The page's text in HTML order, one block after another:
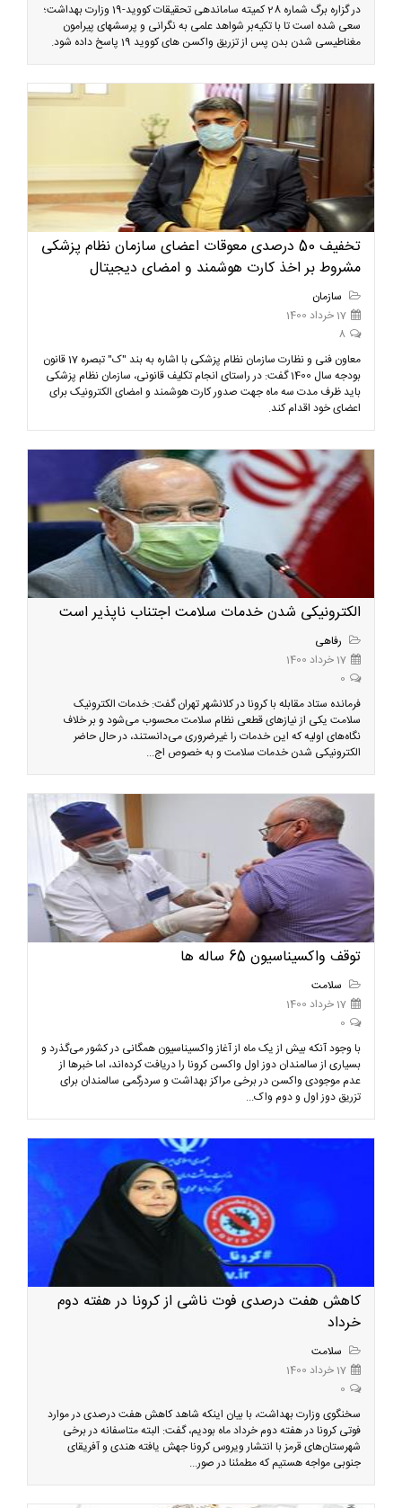
در گزاره برگ شماره 28 کمیته ساماندهی تحقیقات کووید-19 وزارت بهداشت؛
سعی شده است تا با تکیه‌بر شواهد علمی به نگرانی و پرسشهای پیرامون
مغناطیسی شدن بدن پس از تزریق واکسن های کووید 19 پاسخ داده شود.
تخفیف 50 درصدی معوقات اعضای سازمان نظام پزشکی
مشروط بر اخذ کارت هوشمند و امضای دیجیتال
سازمان
17 خرداد 1400
8
معاون فنی و نظارت سازمان نظام پزشکی با اشاره به بند "ک" تبصره 17 قانون
بودجه سال 1400 گفت: در راستای انجام تکلیف قانونی، سازمان نظام پزشکی
باید ظرف مدت سه ماه جهت صدور کارت هوشمند و امضای الکترونیک برای
اعضای خود اقدام کند.
الکترونیکی شدن خدمات سلامت اجتناب ناپذیر است
رفاهی
17 خرداد 1400
0
فرمانده ستاد مقابله با کرونا در کلانشهر تهران گفت: خدمات الکترونیک
سلامت یکی از نیازهای قطعی نظام سلامت محسوب می‌شود و بر خلاف
نگاه‌های اولیه که این خدمات را غیرضروری می‌دانستند، در حال حاضر
الکترونیکی شدن خدمات سلامت و به خصوص اج...
توقف واکسیناسیون 65 ساله ها
سلامت
17 خرداد 1400
0
با وجود آنکه بیش از یک ماه از آغاز واکسیناسیون همگانی در کشور می‌گذرد و
بسیاری از سالمندان دوز اول واکسن کرونا را دریافت کرده‌اند، اما خبرها از
عدم موجودی واکسن‌ در برخی مراکز بهداشت و سردرگمی سالمندان برای
تزریق دوز اول و دوم واک...
کاهش هفت درصدی فوت ناشی از کرونا در هفته دوم
خرداد
سلامت
17 خرداد 1400
0
سخنگوی وزارت بهداشت، با بیان اینکه شاهد کاهش هفت درصدی در موارد
فوتی کرونا در هفته دوم خرداد ماه بودیم، گفت: البته متاسفانه در برخی
شهرستان‌های قرمز با انتشار ویروس کرونا جهش یافته هندی و آفریقای
جنوبی مواجه هستیم که مطمئنا در صور...